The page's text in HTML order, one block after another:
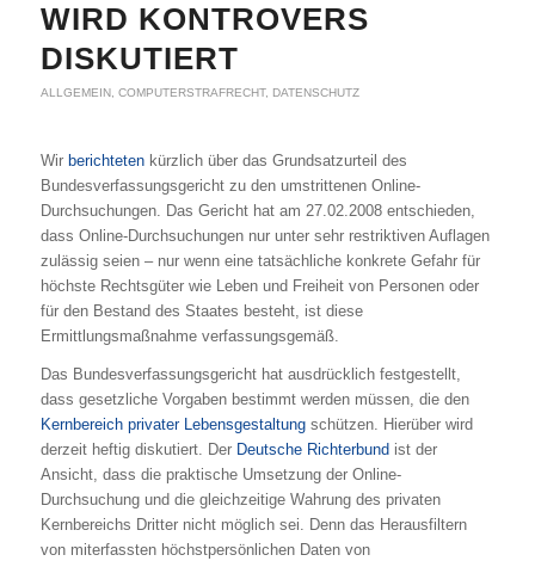
WIRD KONTROVERS
DISKUTIERT
ALLGEMEIN, COMPUTERSTRAFRECHT, DATENSCHUTZ
Wir berichtetenkürzlich über das Grundsatzurteil des
Bundesverfassungsgericht zu den umstrittenen Online-
Durchsuchungen. Das Gericht hat am 27.02.2008 entschieden,
dass Online-Durchsuchungen nur unter sehr restriktiven Auflagen
zulässig seien – nur wenn eine tatsächliche konkrete Gefahr für
höchste Rechtsgüter wie Leben und Freiheit von Personen oder
für den Bestand des Staates besteht, ist diese
Ermittlungsmaßnahme verfassungsgemäß.
Das Bundesverfassungsgericht hat ausdrücklich festgestellt,
dass gesetzliche Vorgaben bestimmt werden müssen, die den
Kernbereich privater Lebensgestaltungschützen. Hierüber wird
derzeit heftig diskutiert. Der Deutsche Richterbund ist der
Ansicht, dass die praktische Umsetzung der Online-
Durchsuchung und die gleichzeitige Wahrung des privaten
Kernbereichs Dritter nicht möglich sei. Denn das Herausfiltern
von miterfassten höchstpersönlichen Daten von